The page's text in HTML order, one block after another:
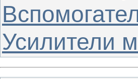
Усилители